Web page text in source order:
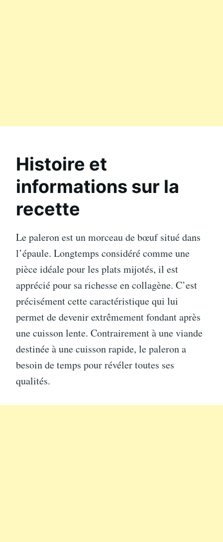
Histoire et
informations sur la
recette
Le paleron est un morceau de bœuf situé dans
l’épaule. Longtemps considéré comme une
pièce idéale pour les plats mijotés, il est
apprécié pour sa richesse en collagène. C’est
précisément cette caractéristique qui lui
permet de devenir extrêmement fondant après
une cuisson lente. Contrairement à une viande
destinée à une cuisson rapide, le paleron a
besoin de temps pour révéler toutes ses
qualités.